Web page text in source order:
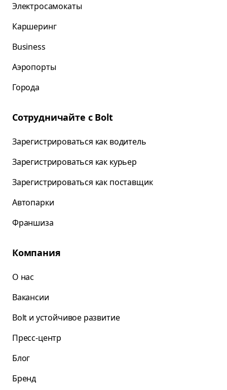
Электросамокаты
Каршеринг
Business
Аэропорты
Города
Сотрудничайте с Bolt
Зарегистрироваться как водитель
Зарегистрироваться как курьер
Зарегистрироваться как поставщик
Автопарки
Франшиза
Компания
О нас
Вакансии
Bolt и устойчивое развитие
Пресс-центр
Блог
Бренд